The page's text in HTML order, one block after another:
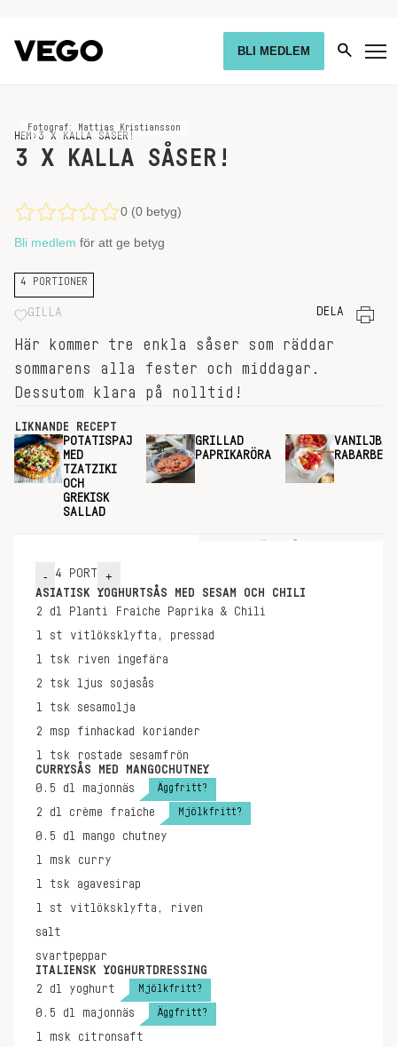
BLI MEDLEM
HEM › 3 X KALLA SÅSER!
Fotograf: Mattias Kristiansson
3 X KALLA SÅSER!
0 (0 betyg)
Bli medlem för att ge betyg
4 PORTIONER
GILLA DELA
Här kommer tre enkla såser som räddar
sommarens alla fester och middagar.
Dessutom klara på nolltid!
LIKNANDE RECEPT
POTATISPAJ
MED
TZATZIKI
OCH
GREKISK
SALLAD
GRILLAD
PAPRIKARÖRA
RABARBER
- 4 PORT +
ASIATISK YOGHURTSÅS MED SESAM OCH CHILI
2 dl
Planti Fraiche Paprika & Chili
1 st
vitlöksklyfta, pressad
1 tsk
riven ingefära
2 tsk
ljus sojasås
1 tsk
sesamolja
2 msp
finhackad koriander
1 tsk
rostade sesamfrön
CURRYSÅS MED MANGOCHUTNEY
0.5 dl majonnäs Äggfritt?
2 dl crème fraîche Mjölkfritt?
0.5 dl
mango chutney
1 msk
curry
1 tsk
agavesirap
1 st
vitlöksklyfta, riven
salt
svartpeppar
ITALIENSK YOGHURTDRESSING
2 dl yoghurt Mjölkfritt?
0.5 dl majonnäs Äggfritt?
1 msk
citronsaft